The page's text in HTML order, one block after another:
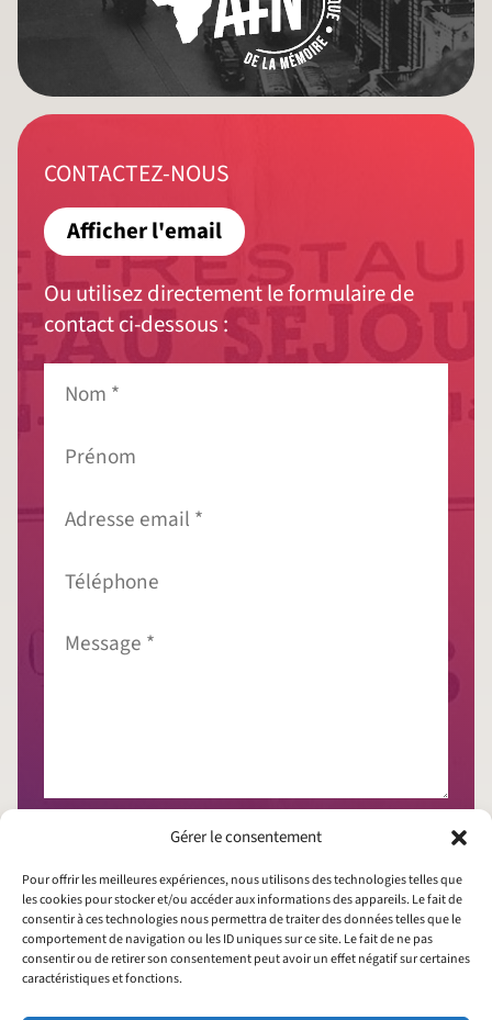
Gérer le consentement
Pour offrir les meilleures expériences, nous utilisons des technologies telles que
les cookies pour stocker et/ou accéder aux informations des appareils. Le fait de
consentir à ces technologies nous permettra de traiter des données telles que le
comportement de navigation ou les ID uniques sur ce site. Le fait de ne pas
consentir ou de retirer son consentement peut avoir un effet négatif sur certaines
caractéristiques et fonctions.
CONTACTEZ-NOUS
Afficher l'email
Ou utilisez directement le formulaire de
contact ci-dessous :
email
J'accepte que mes données soient collectées